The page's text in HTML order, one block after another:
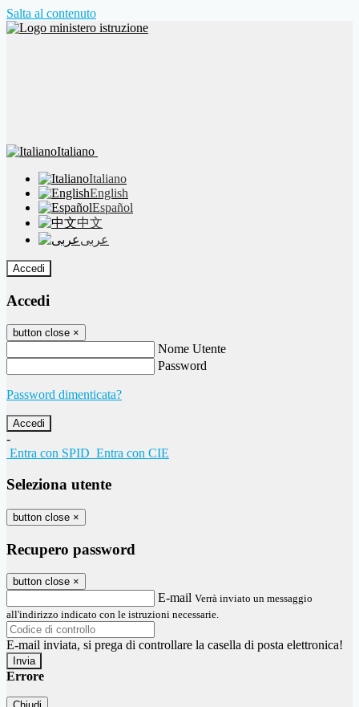
Salta al contenuto
Italiano
Italiano
English
Español
中文
عربى
Accedi
Accedi
button close ×
Nome Utente
Password
Password dimenticata?
-
Entra con SPID Entra con CIE
Seleziona utente
button close ×
Recupero password
button close ×
E-mail Verrà inviato un messaggio
all'indirizzo indicato con le istruzioni necessarie.
E-mail inviata, si prega di controllare la casella di posta elettronica!
Errore